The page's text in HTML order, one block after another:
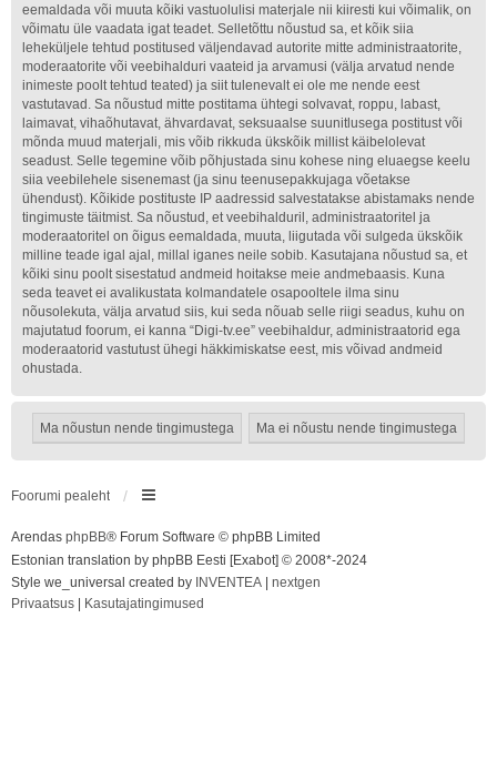
eemaldada või muuta kõiki vastuolulisi materjale nii kiiresti kui võimalik, on
võimatu üle vaadata igat teadet. Selletõttu nõustud sa, et kõik siia
leheküljele tehtud postitused väljendavad autorite mitte administraatorite,
moderaatorite või veebihalduri vaateid ja arvamusi (välja arvatud nende
inimeste poolt tehtud teated) ja siit tulenevalt ei ole me nende eest
vastutavad. Sa nõustud mitte postitama ühtegi solvavat, roppu, labast,
laimavat, vihaõhutavat, ähvardavat, seksuaalse suunitlusega postitust või
mõnda muud materjali, mis võib rikkuda ükskõik millist käibelolevat
seadust. Selle tegemine võib põhjustada sinu kohese ning eluaegse keelu
siia veebilehele sisenemast (ja sinu teenusepakkujaga võetakse
ühendust). Kõikide postituste IP aadressid salvestatakse abistamaks nende
tingimuste täitmist. Sa nõustud, et veebihalduril, administraatoritel ja
moderaatoritel on õigus eemaldada, muuta, liigutada või sulgeda ükskõik
milline teade igal ajal, millal iganes neile sobib. Kasutajana nõustud sa, et
kõiki sinu poolt sisestatud andmeid hoitakse meie andmebaasis. Kuna
seda teavet ei avalikustata kolmandatele osapooltele ilma sinu
nõusolekuta, välja arvatud siis, kui seda nõuab selle riigi seadus, kuhu on
majutatud foorum, ei kanna “Digi-tv.ee” veebihaldur, administraatorid ega
moderaatorid vastutust ühegi häkkimiskatse eest, mis võivad andmeid
ohustada.
Foorumi pealeht
Arendas phpBB® Forum Software © phpBB Limited
Estonian translation by phpBB Eesti [Exabot] © 2008*-2024
Style we_universal created by INVENTEA
nextgen
Privaatsus
Kasutajatingimused